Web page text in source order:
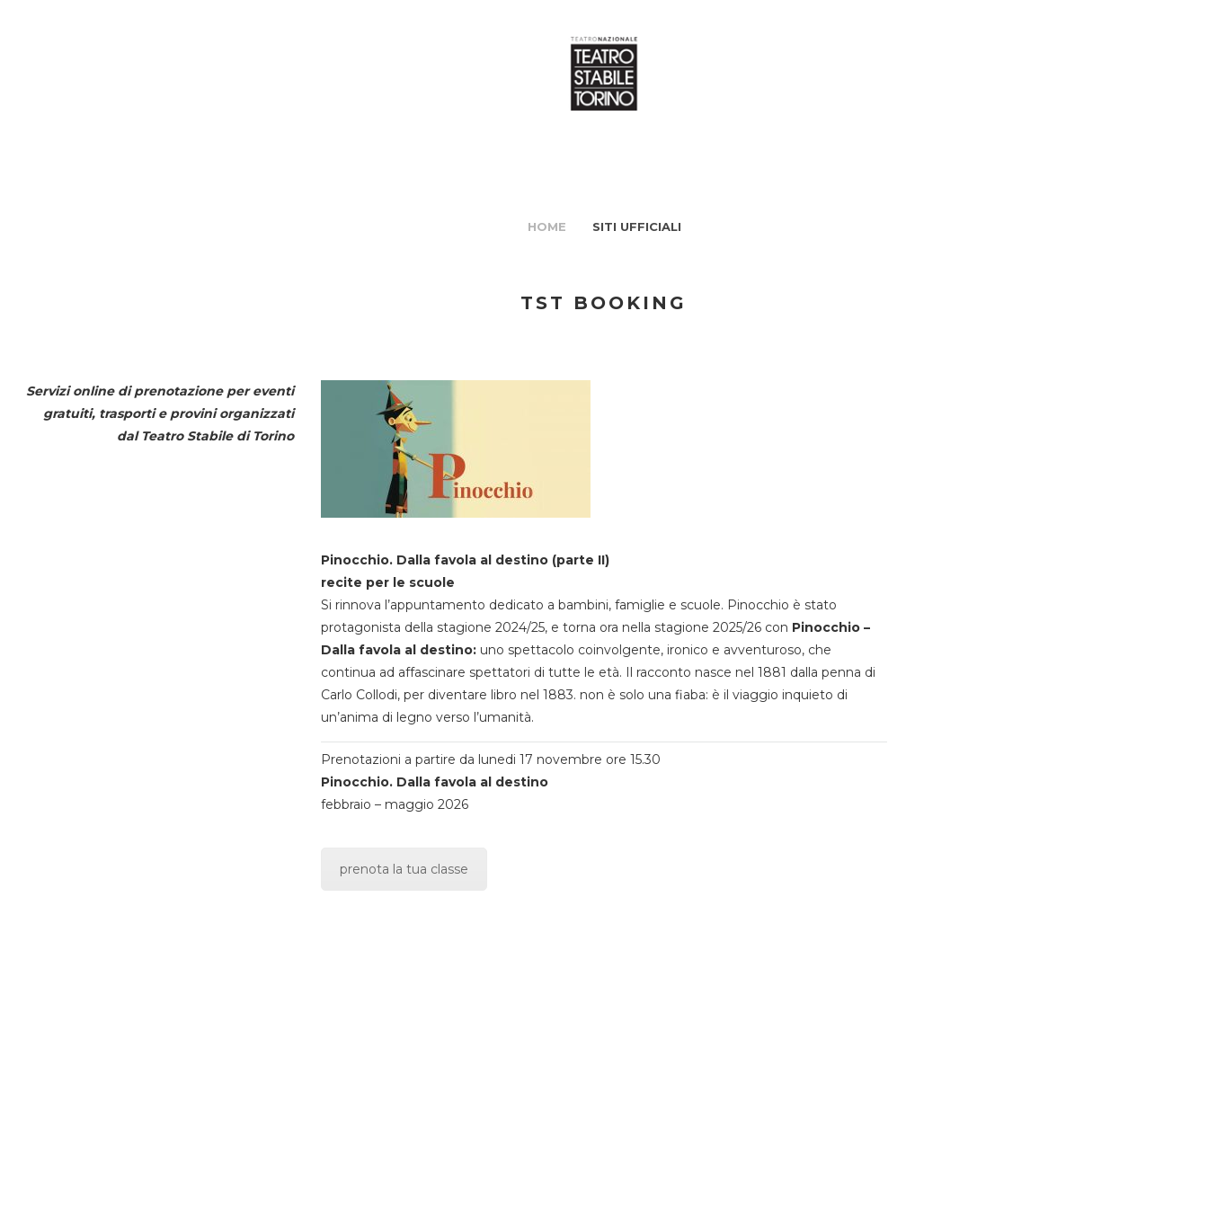
HOME SITI UFFICIALI
TST BOOKING
Servizi online di prenotazione per eventi
gratuiti, trasporti e provini organizzati
dal Teatro Stabile di Torino
Pinocchio. Dalla favola al destino (parte II)
recite per le scuole
Si rinnova l’appuntamento dedicato a bambini, famiglie e scuole. Pinocchio è stato
protagonista della stagione 2024/25, e torna ora nella stagione 2025/26 con Pinocchio –
Dalla favola al destino:uno spettacolo coinvolgente, ironico e avventuroso, che
continua ad affascinare spettatori di tutte le età. Il racconto nasce nel 1881 dalla penna di
Carlo Collodi, per diventare libro nel 1883. non è solo una fiaba: è il viaggio inquieto di
un’anima di legno verso l’umanità.
Prenotazioni a partire da lunedi 17 novembre ore 15.30
Pinocchio. Dalla favola al destino
febbraio – maggio 2026
prenota la tua classe